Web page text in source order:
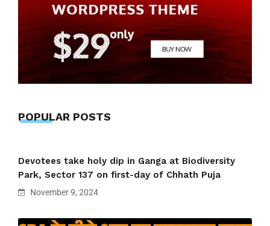
POPULAR POSTS
Devotees take holy dip in Ganga at Biodiversity
Park, Sector 137 on first-day of Chhath Puja
November 9, 2024